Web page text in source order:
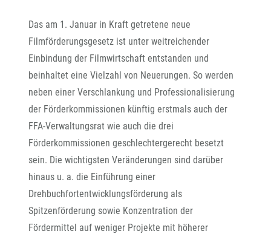
Das am 1. Januar in Kraft getretene neue
Filmförderungsgesetz ist unter weitreichender
Einbindung der Filmwirtschaft entstanden und
beinhaltet eine Vielzahl von Neuerungen. So werden
neben einer Verschlankung und Professionalisierung
der Förderkommissionen künftig erstmals auch der
FFA-Verwaltungsrat wie auch die drei
Förderkommissionen geschlechtergerecht besetzt
sein. Die wichtigsten Veränderungen sind darüber
hinaus u. a. die Einführung einer
Drehbuchfortentwicklungsförderung als
Spitzenförderung sowie Konzentration der
Fördermittel auf weniger Projekte mit höherer